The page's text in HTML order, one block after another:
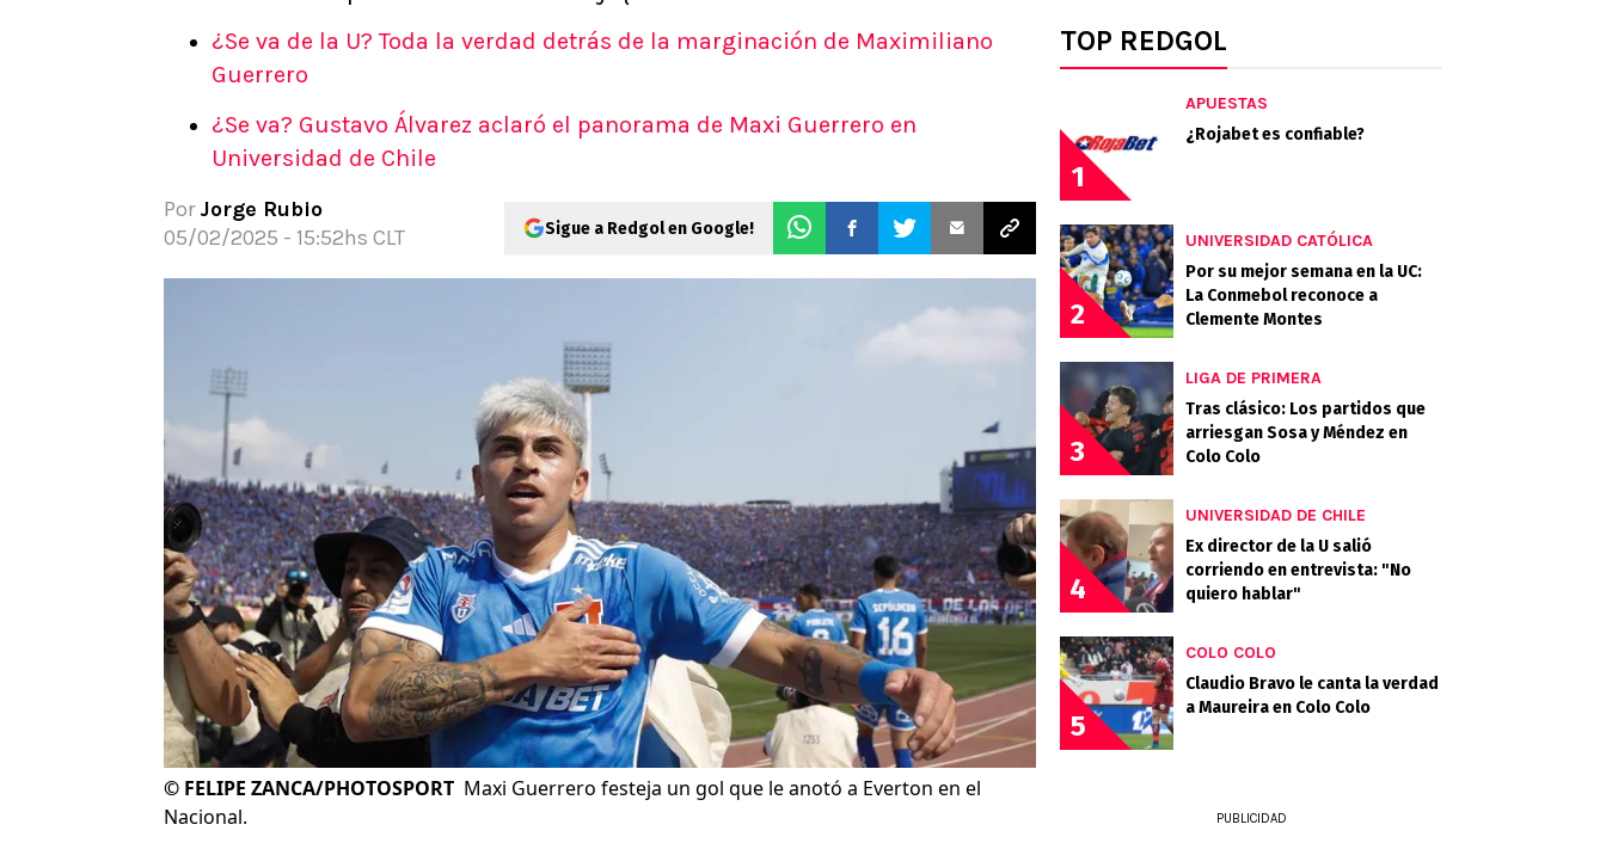
¿Se va de la U? Toda la verdad detrás de la marginación de Maximiliano
Guerrero
¿Se va? Gustavo Álvarez aclaró el panorama de Maxi Guerrero en
Universidad de Chile
Por Jorge Rubio
05/02/2025 - 15:52hs CLT
Sigue a Redgol en Google!
© FELIPE ZANCA/PHOTOSPORT Maxi Guerrero festeja un gol que le anotó a Everton en el
Nacional.
TOP REDGOL
1
APUESTAS
¿Rojabet es confiable?
2
UNIVERSIDAD CATÓLICA
Por su mejor semana en la UC:
La Conmebol reconoce a
Clemente Montes
3
LIGA DE PRIMERA
Tras clásico: Los partidos que
arriesgan Sosa y Méndez en
Colo Colo
4
UNIVERSIDAD DE CHILE
Ex director de la U salió
corriendo en entrevista: "No
quiero hablar"
5
COLO COLO
Claudio Bravo le canta la verdad
a Maureira en Colo Colo
PUBLICIDAD